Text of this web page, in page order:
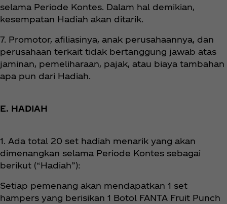
selama Periode Kontes. Dalam hal demikian,
kesempatan Hadiah akan ditarik.
7. Promotor, afiliasinya, anak perusahaannya, dan
perusahaan terkait tidak bertanggung jawab atas
jaminan, pemeliharaan, pajak, atau biaya tambahan
apa pun dari Hadiah.
E. HADIAH
1. Ada total 20 set hadiah menarik yang akan
dimenangkan selama Periode Kontes sebagai
berikut (“Hadiah”):
Setiap pemenang akan mendapatkan 1 set
hampers yang berisikan 1 Botol FANTA Fruit Punch